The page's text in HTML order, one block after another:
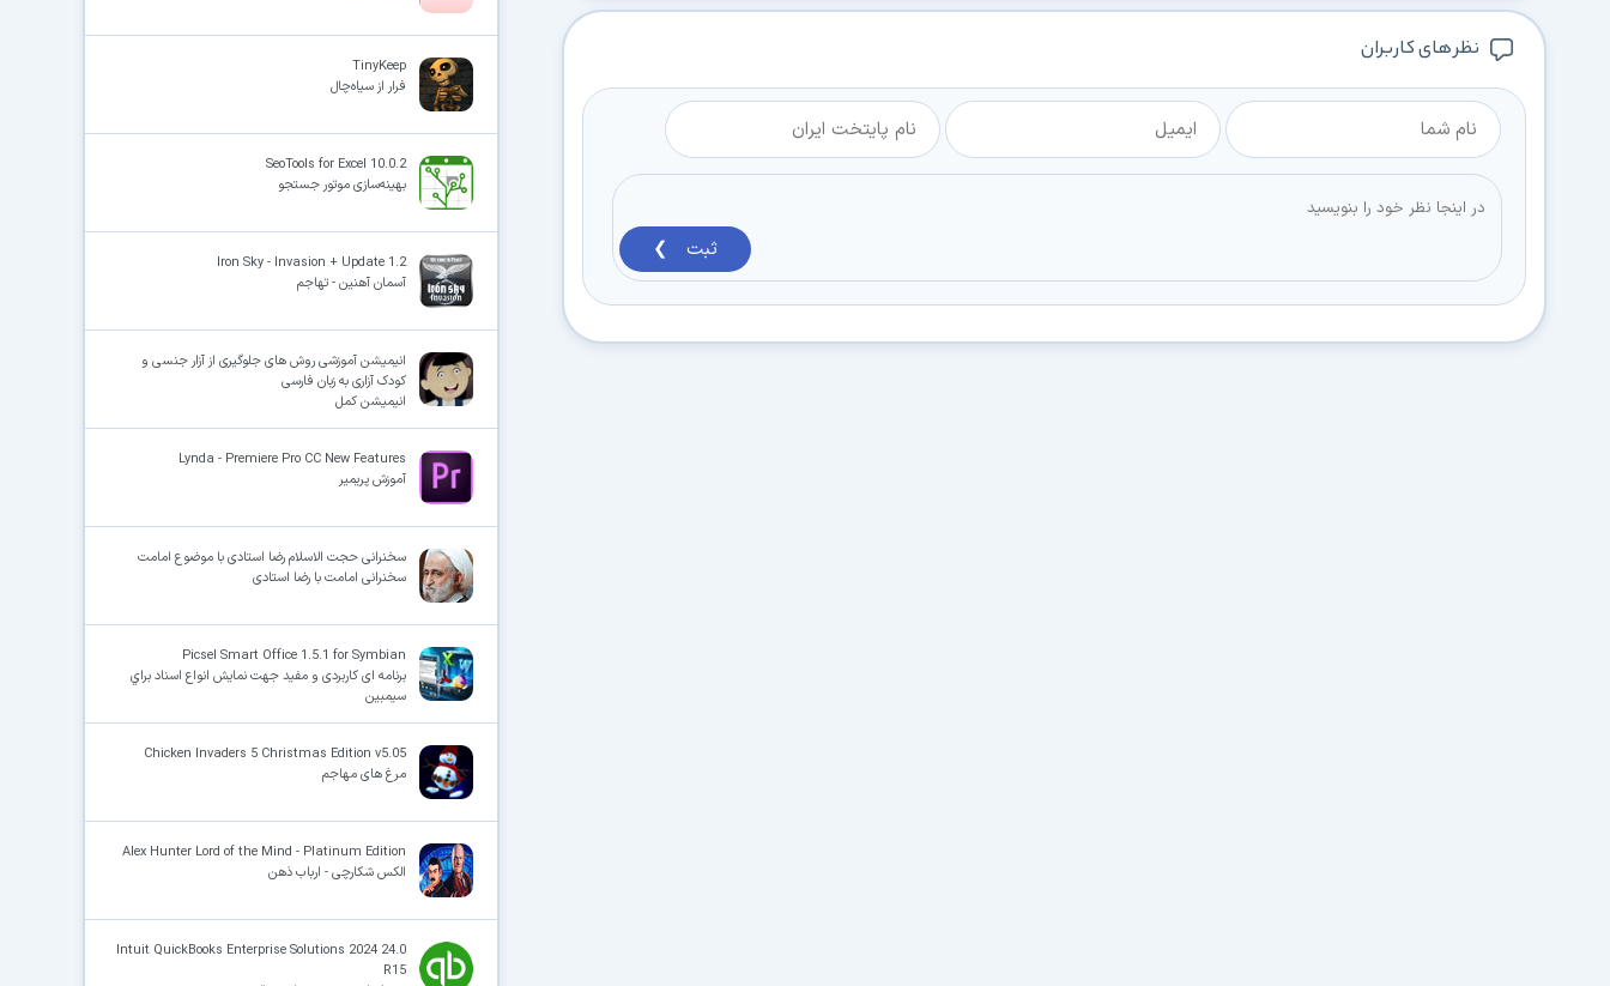
نظر های کاربران
ثبت ❯
TinyKeep
فرار از سیاه‌چال
SeoTools for Excel 10.0.2
بهینه‌سازی موتور جستجو
Iron Sky - Invasion + Update 1.2
آسمان آهنین - تهاجم
انيميشن آموزشی روش های جلوگیری از آزار جنسی و
کودک آزاری به زبان فارسی
انیمیشن کمل
Lynda - Premiere Pro CC New Features
آموزش پریمیر
سخنرانی حجت الاسلام رضا استادی با موضوع امامت
سخنرانی امامت با رضا استادی
Picsel Smart Office 1.5.1 for Symbian
برنامه ای کاربردی و مفید جهت نمایش انواع اسناد براي
سيمبين
Chicken Invaders 5 Christmas Edition v5.05
مرغ های مهاجم
Alex Hunter Lord of the Mind - Platinum Edition
الکس شکارچی - ارباب ذهن
Intuit QuickBooks Enterprise Solutions 2024 24.0
R15